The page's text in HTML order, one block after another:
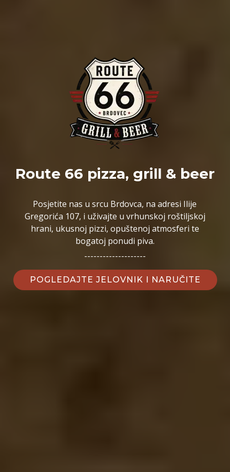
Route 66 pizza, grill & beer
Posjetite nas u srcu Brdovca, na adresi Ilije
Gregorića 107, i uživajte u vrhunskoj roštiljskoj
hrani, ukusnoj pizzi, opuštenoj atmosferi te
bogatoj ponudi piva.
--------------------
POGLEDAJTE JELOVNIK I NARUČITE